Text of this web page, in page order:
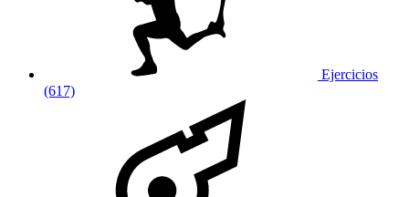
Ejercicios
(617)